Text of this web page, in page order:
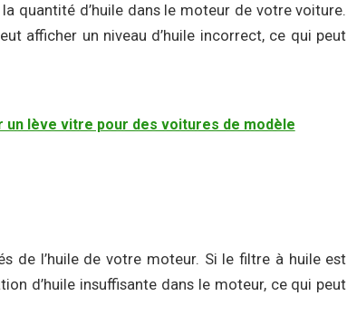
quantité d’huile dans le moteur de votre voiture.
afficher un niveau d’huile incorrect, ce qui peut
lève vitre pour des voitures de modèle
de l’huile de votre moteur. Si le filtre à huile est
d’huile insuffisante dans le moteur, ce qui peut